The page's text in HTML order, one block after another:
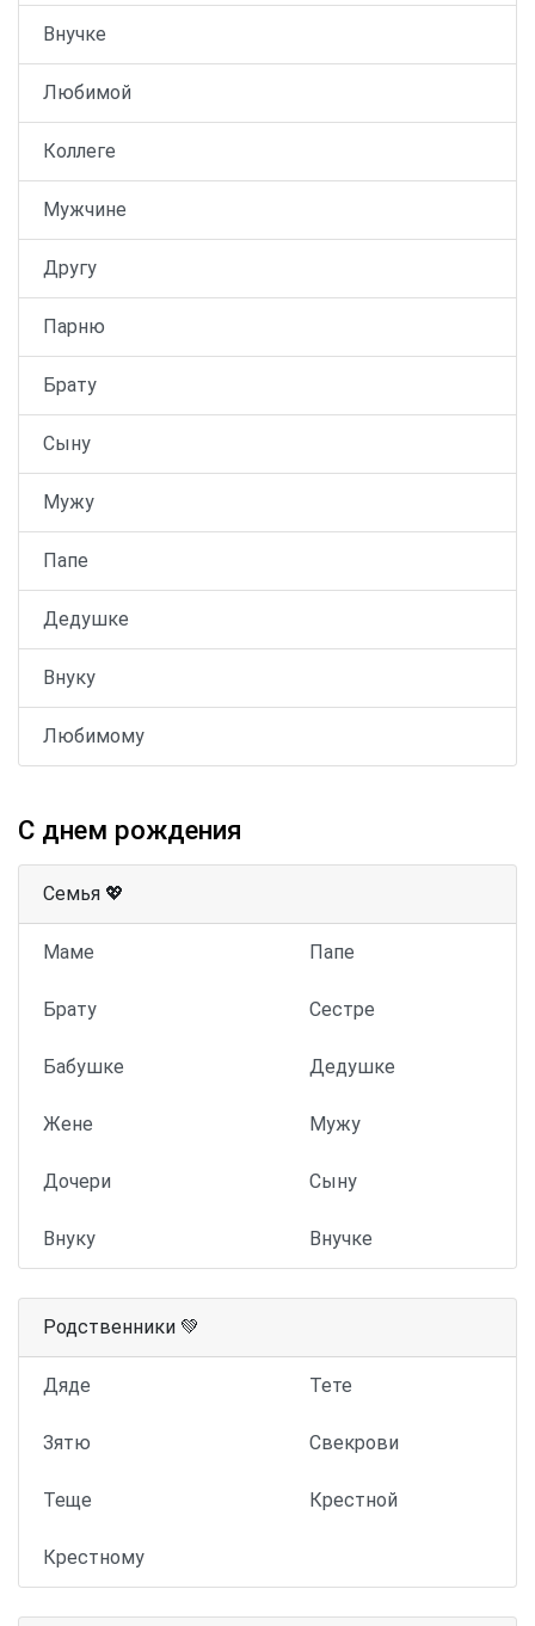
Внучке
Любимой
Коллеге
Мужчине
Другу
Парню
Брату
Сыну
Мужу
Папе
Дедушке
Внуку
Любимому
С днем рождения
Семья 💖
Маме Папе
Брату Сестре
Бабушке Дедушке
Жене Мужу
Дочери Сыну
Внуку Внучке
Родственники 💚
Дяде Тете
Зятю Свекрови
Теще Крестной
Крестному